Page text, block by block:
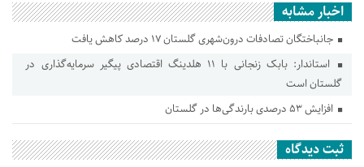
اخبار مشابه
جانباختگان تصادفات درون‌شهری گلستان ۱۷ درصد کاهش یافت
استاندار: بابک زنجانی با ۱۱ هلدینگ اقتصادی پیگیر سرمایه‌گذاری در
گلستان است
افزایش ۵۳ درصدی بارندگی‌ها در گلستان
ثبت دیدگاه